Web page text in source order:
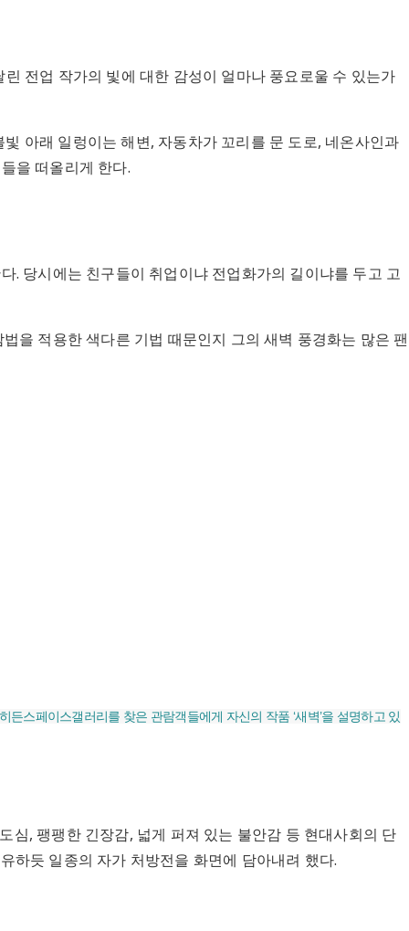
전업 작가의 빛에 대한 감성이 얼마나 풍요로울 수 있는가
아래 일렁이는 해변, 자동차가 꼬리를 문 도로, 네온사인과
을 떠올리게 한다.
. 당시에는 친구들이 취업이냐 전업화가의 길이냐를 두고 고
을 적용한 색다른 기법 때문인지 그의 새벽 풍경화는 많은 팬
든스페이스갤러리를 찾은 관람객들에게 자신의 작품 ‘새벽’을 설명하고 있
심, 팽팽한 긴장감, 넓게 퍼져 있는 불안감 등 현대사회의 단
하듯 일종의 자가 처방전을 화면에 담아내려 했다.